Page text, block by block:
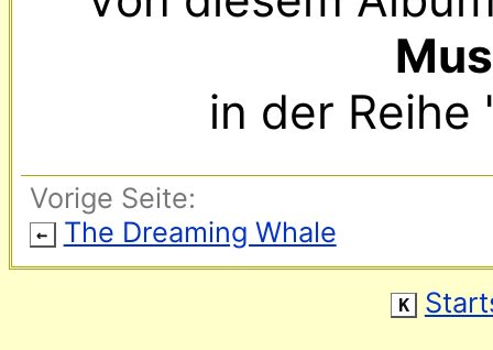
in der Reihe
Vorige Seite:
← The Dreaming Whale
K